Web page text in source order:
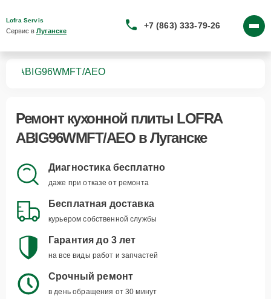
Lofra Servis
Сервис в Луганске
+7 (863) 333-79-26
ABIG96WMFT/AEO
Ремонт кухонной плиты LOFRA
ABIG96WMFT/AEOв Луганске
Диагностика бесплатно
даже при отказе от ремонта
Бесплатная доставка
курьером собственной службы
Гарантия до 3 лет
на все виды работ и запчастей
Срочный ремонт
в день обращения от 30 минут